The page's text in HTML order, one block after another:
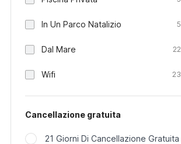
In Un Parco Natalizio 5
Dal Mare 22
Wifi 23
Cancellazione gratuita
21 Giorni Di Cancellazione Gratuita